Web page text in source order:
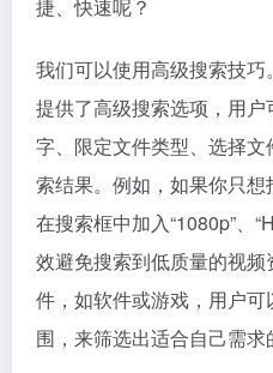
捷、快速呢？
我们可以使用高级搜索技
提供了高级搜索选项，用
字、限定文件类型、选择
索结果。例如，如果你只
在搜索框中加入“1080p”、
效避免搜索到低质量的视
件，如软件或游戏，用户
围，来筛选出适合自己需求